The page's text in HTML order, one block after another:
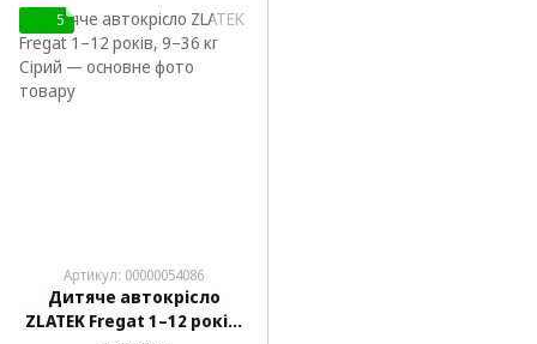
5
Артикул: 00000054086
Дитяче автокрісло
ZLATEK Fregat 1–12 років,